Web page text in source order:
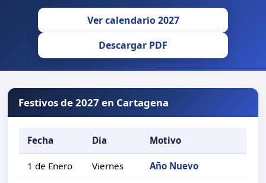
Ver calendario 2027
Descargar PDF
Festivos de 2027 en Cartagena
Fecha Dia Motivo
1 de Enero Viernes Año Nuevo